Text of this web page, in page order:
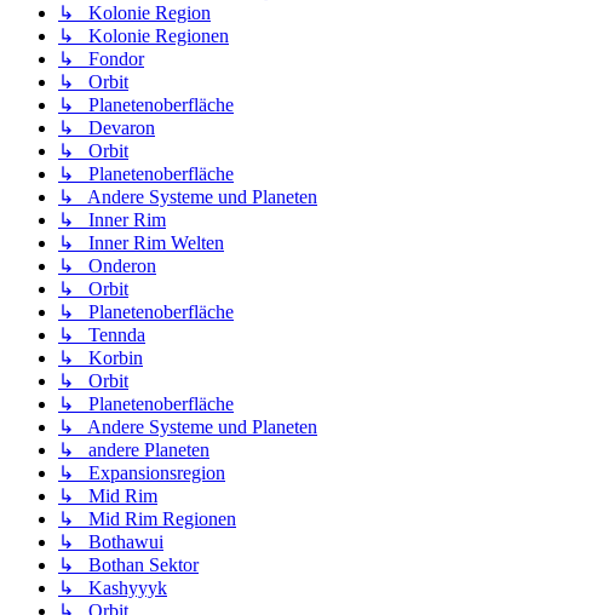
↳ Kolonie Region
↳ Kolonie Regionen
↳ Fondor
↳ Orbit
↳ Planetenoberfläche
↳ Devaron
↳ Orbit
↳ Planetenoberfläche
↳ Andere Systeme und Planeten
↳ Inner Rim
↳ Inner Rim Welten
↳ Onderon
↳ Orbit
↳ Planetenoberfläche
↳ Tennda
↳ Korbin
↳ Orbit
↳ Planetenoberfläche
↳ Andere Systeme und Planeten
↳ andere Planeten
↳ Expansionsregion
↳ Mid Rim
↳ Mid Rim Regionen
↳ Bothawui
↳ Bothan Sektor
↳ Kashyyyk